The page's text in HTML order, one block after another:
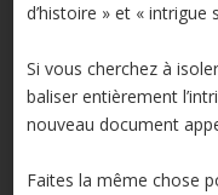
d’histoire » et « intrigue
Si vous cherchez à
baliser entièrement
nouveau document
Faites la même chose